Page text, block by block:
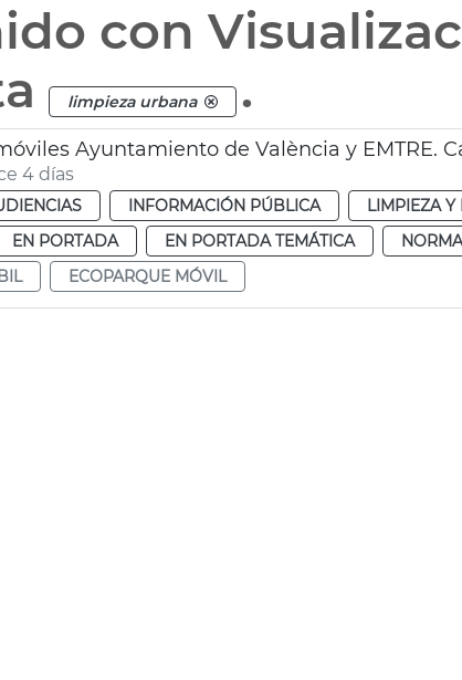
con
limpieza urbana .
Ayuntamiento de València y EMTRE.
4 días
INFORMACIÓN PÚBLICA
LIMPIEZA Y
EN PORTADA EN PORTADA TEMÁTICA
ECOPARQUE MÓVIL